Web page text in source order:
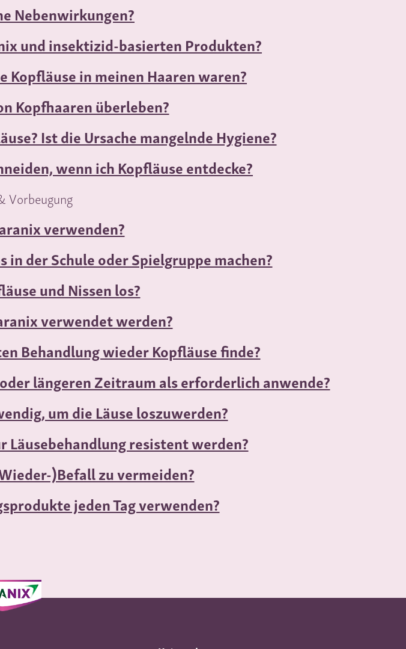
Nebenwirkungen?
und insektizid-basierten Produkten?
Kopfläuse in meinen Haaren waren?
Kopfhaaren überleben?
Ist die Ursache mangelnde Hygiene?
wenn ich Kopfläuse entdecke?
Vorbeugung
verwenden?
der Schule oder Spielgruppe machen?
und Nissen los?
verwendet werden?
Behandlung wieder Kopfläuse finde?
längeren Zeitraum als erforderlich anwende?
um die Läuse loszuwerden?
Läusebehandlung resistent werden?
)Befall zu vermeiden?
jeden Tag verwenden?